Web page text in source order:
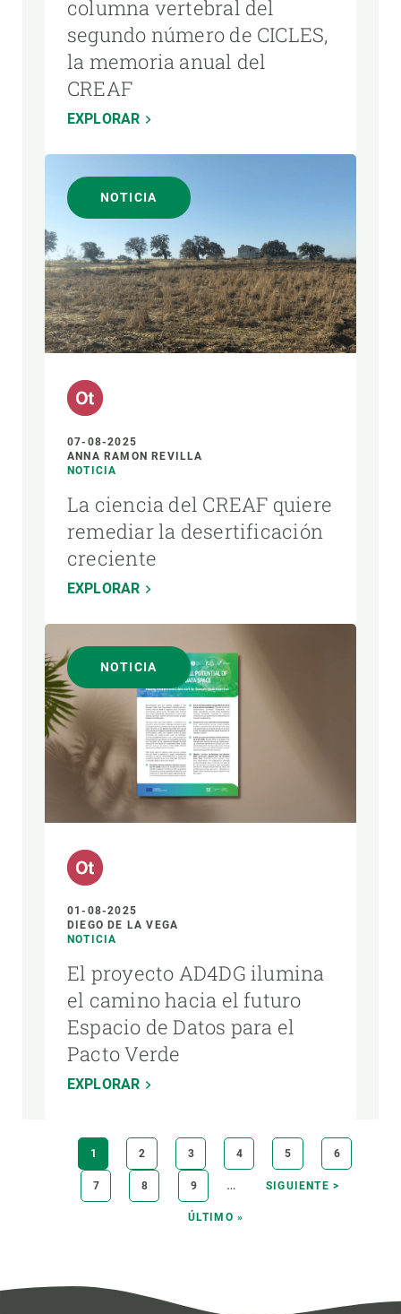
columna vertebral del
segundo número de CICLES,
la memoria anual del
CREAF
EXPLORAR
NOTICIA
07-08-2025
ANNA RAMON REVILLA
NOTICIA
La ciencia del CREAF quiere
remediar la desertificación
creciente
EXPLORAR
NOTICIA
01-08-2025
DIEGO DE LA VEGA
NOTICIA
El proyecto AD4DG ilumina
el camino hacia el futuro
Espacio de Datos para el
Pacto Verde
EXPLORAR
PaginaciónPÁGINA
ACTUAL
1 PÁGINA
2 PÁGINA
3 PÁGINA
4 PÁGINA
5 PÁGINA
6
PÁGINA
7 PÁGINA
8 PÁGINA
9 …
SIGUIENTE
SIGUIENTE >
ÚLTIMA
ÚLTIMO »